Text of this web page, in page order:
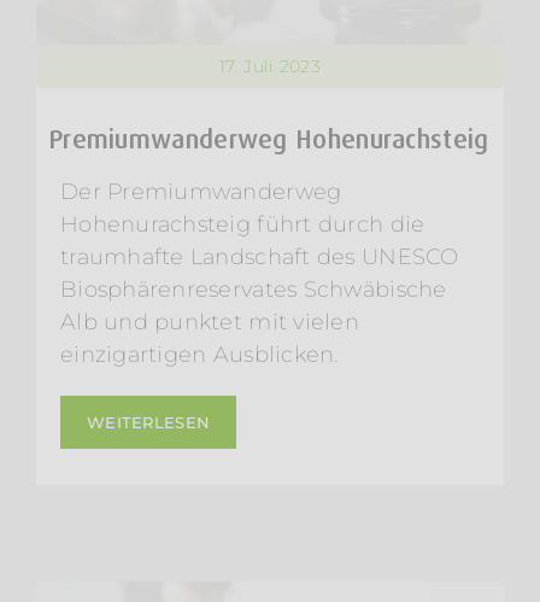
17. Juli 2023
Premiumwanderweg Hohenurachsteig
Der Premiumwanderweg
Hohenurachsteig führt durch die
traumhafte Landschaft des UNESCO
Biosphärenreservates Schwäbische
Alb und punktet mit vielen
einzigartigen Ausblicken.
WEITERLESEN